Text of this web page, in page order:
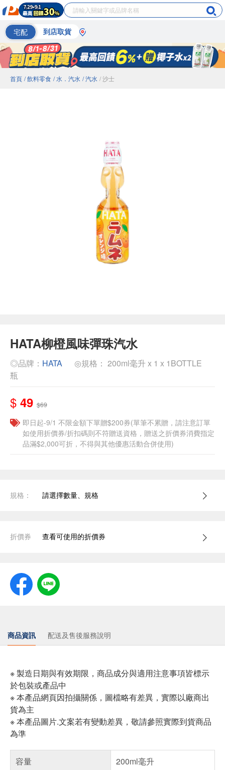
宅配 到店取貨
首頁 / 飲料零食 / 水．汽水 / 汽水 / 沙士
HATA柳橙風味彈珠汽水
◎品牌： HATA
◎規格： 200ml毫升 x 1 x 1BOTTLE
瓶
$ 49 $69
即日起-9/1 不限金額下單贈$200券(單筆不累贈，請注意訂單
如使用折價券/折扣碼則不符贈送資格，贈送之折價券消費指定
品滿$2,000可折，不得與其他優惠活動合併使用)
規格： 請選擇數量、規格
折價券 查看可使用的折價券
商品資訊 配送及售後服務說明
※ 製造日期與有效期限，商品成分與適用注意事項皆標示
於包裝或產品中
※ 本產品網頁因拍攝關係，圖檔略有差異，實際以廠商出
貨為主
※ 本產品圖片.文案若有變動差異，敬請參照實際到貨商品
為準
容量
200ml毫升